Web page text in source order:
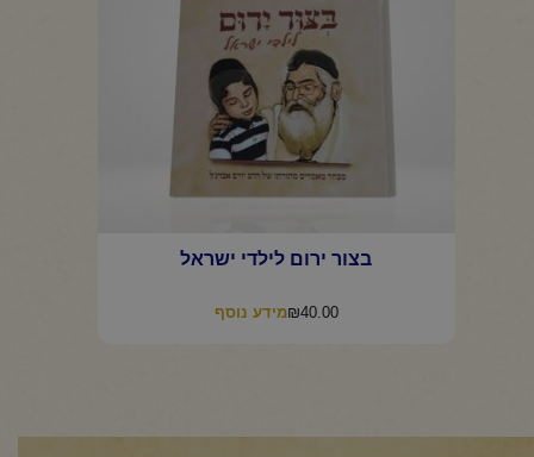
בצור ירום לילדי ישראל
₪40.00 מידע נוסף